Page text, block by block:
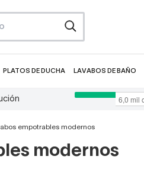
PLATOS DE DUCHA LAVABOS DE BAÑO
empotrables modernos
modernos